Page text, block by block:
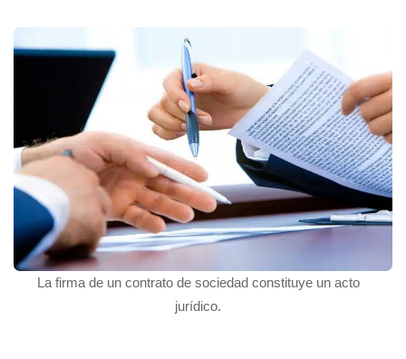
La firma de un contrato de sociedad constituye un acto
jurídico.